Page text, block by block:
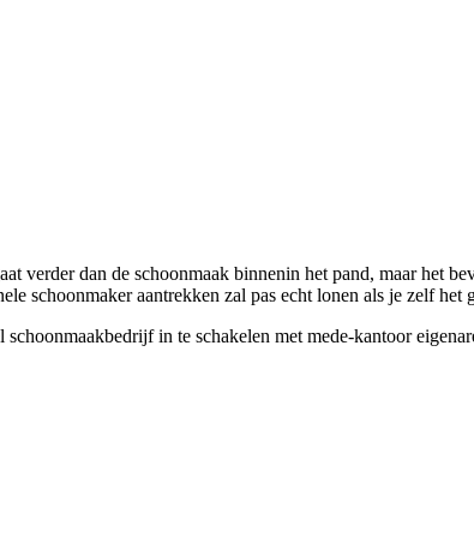
verder dan de schoonmaak binnenin het pand, maar het
schoonmaker aantrekken zal pas echt lonen als je zelf
in te schakelen met mede-kantoor